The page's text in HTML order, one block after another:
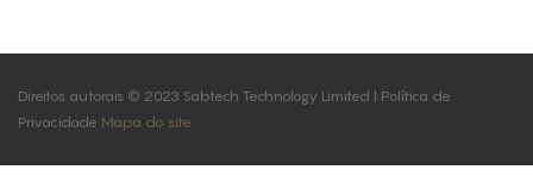
Direitos autorais © 2023 Sabtech Technology Limited | Política de
Privacidade Mapa do site